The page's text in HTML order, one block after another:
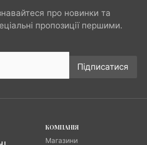
про новинки та
пропозиції першими.
Підписатися
КОМПАНІЯ
Магазини